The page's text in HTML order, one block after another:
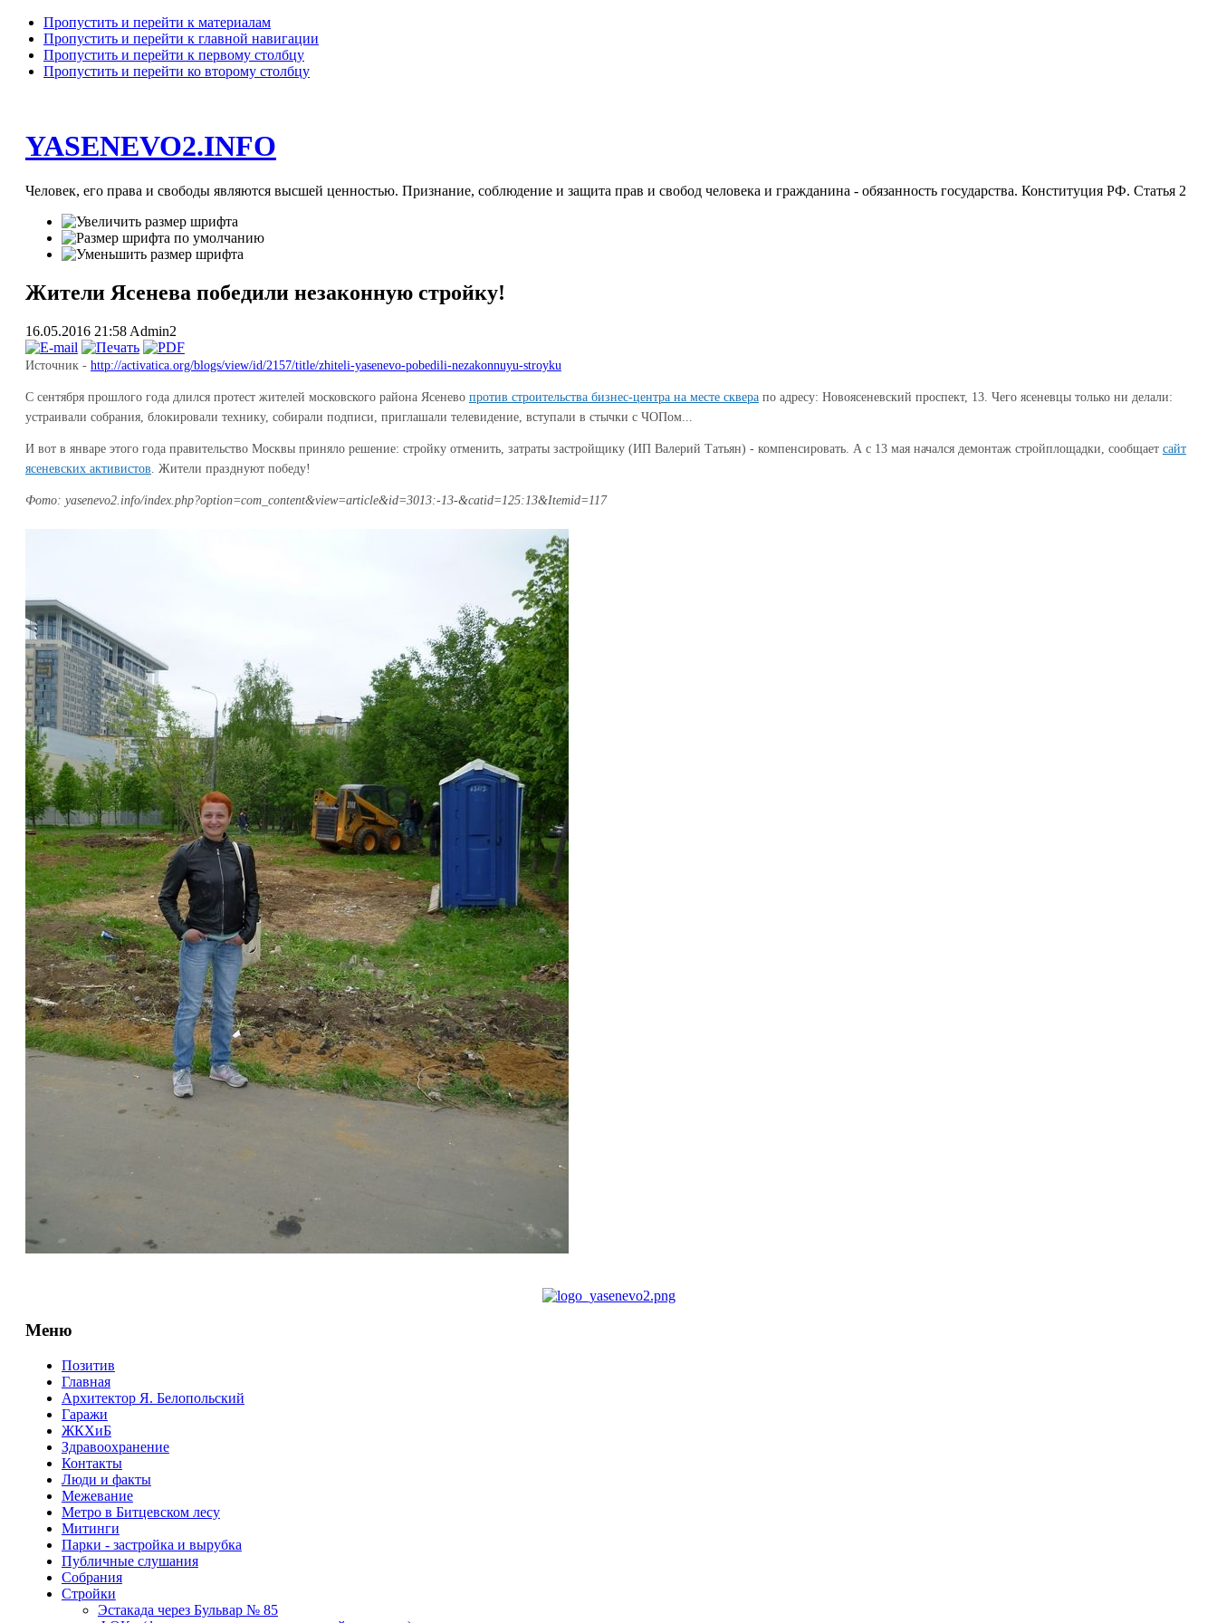
Пропустить и перейти к материалам
Пропустить и перейти к главной навигации
Пропустить и перейти к первому столбцу
Пропустить и перейти ко второму столбцу
YASENEVO2.INFO
Человек, его права и свободы являются высшей ценностью. Признание, соблюдение и защита прав и свобод человека и гражданина - обязанность государства. Конституция РФ. Статья 2
Жители Ясенева победили незаконную стройку!
16.05.2016 21:58 Admin2
Источник - http://activatica.org/blogs/view/id/2157/title/zhiteli-yasenevo-pobedili-nezakonnuyu-stroyku
С сентября прошлого года длился протест жителей московского района Ясенево против строительства бизнес-центра на месте скверапо адресу: Новоясеневский проспект, 13. Чего ясеневцы только ни делали:
устраивали собрания, блокировали технику, собирали подписи, приглашали телевидение, вступали в стычки с ЧОПом...
И вот в январе этого года правительство Москвы приняло решение: стройку отменить, затраты застройщику (ИП Валерий Татьян) - компенсировать. А с 13 мая начался демонтаж стройплощадки, сообщает сайт
ясеневских активистов . Жители празднуют победу!
Фото: yasenevo2.info/index.php?option=com_content&view=article&id=3013:-13-&catid=125:13&Itemid=117
Меню
Позитив
Главная
Архитектор Я. Белопольский
Гаражи
ЖКХиБ
Здравоохранение
Контакты
Люди и факты
Межевание
Метро в Битцевском лесу
Митинги
Парки - застройка и вырубка
Публичные слушания
Собрания
Стройки
Эстакада через Бульвар № 85